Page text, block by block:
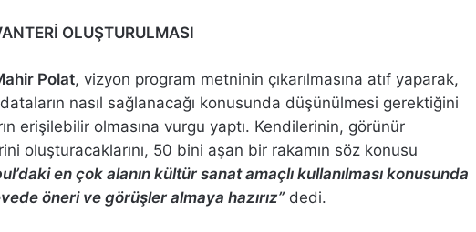
OLUŞTURULMASI
Polat, vizyon program metninin çıkarılmasına atıf yaparak,
nasıl sağlanacağı konusunda düşünülmesi gerektiğini
erişilebilir olmasına vurgu yaptı. Kendilerinin, görünür
oluşturacaklarını, 50 bini aşan bir rakamın söz konusu
en çok alanın kültür sanat amaçlı kullanılması konusunda
öneri ve görüşler almaya hazırız” dedi.